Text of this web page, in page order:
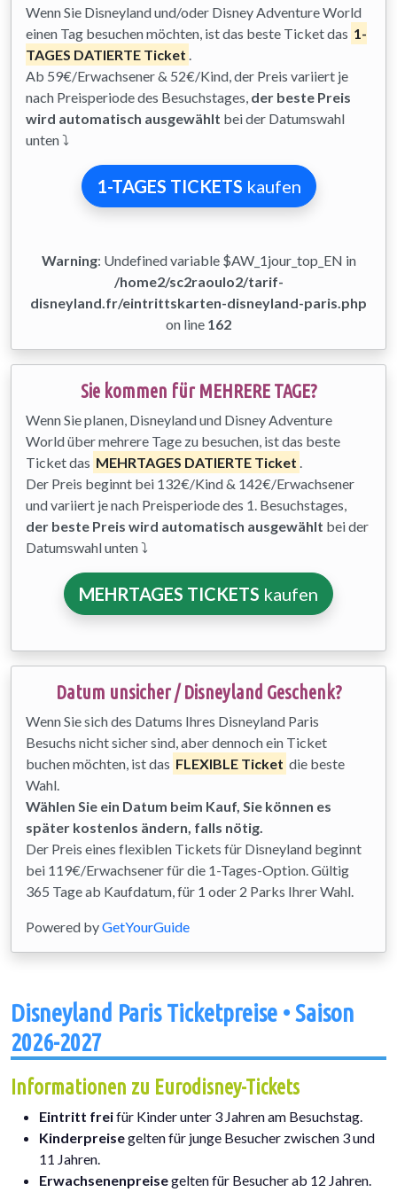
Wenn Sie Disneyland und/oder Disney Adventure World
einen Tag besuchen möchten, ist das beste Ticket das 1-
TAGES DATIERTE Ticket .
Ab 59€/Erwachsener & 52€/Kind, der Preis variiert je
nach Preisperiode des Besuchstages, der beste Preis
wird automatisch ausgewählt bei der Datumswahl
unten ⤵
1-TAGES TICKETS kaufen
Warning: Undefined variable $AW_1jour_top_EN in
/home2/sc2raoulo2/tarif-
disneyland.fr/eintrittskarten-disneyland-paris.php
on line 162
Sie kommen für MEHRERE TAGE?
Wenn Sie planen, Disneyland und Disney Adventure
World über mehrere Tage zu besuchen, ist das beste
Ticket das MEHRTAGES DATIERTE Ticket .
Der Preis beginnt bei 132€/Kind & 142€/Erwachsener
und variiert je nach Preisperiode des 1. Besuchstages,
der beste Preis wird automatisch ausgewählt bei der
Datumswahl unten ⤵
MEHRTAGES TICKETS kaufen
Datum unsicher / Disneyland Geschenk?
Wenn Sie sich des Datums Ihres Disneyland Paris
Besuchs nicht sicher sind, aber dennoch ein Ticket
buchen möchten, ist das FLEXIBLE Ticket die beste
Wahl.
Wählen Sie ein Datum beim Kauf, Sie können es
später kostenlos ändern, falls nötig.
Der Preis eines flexiblen Tickets für Disneyland beginnt
bei 119€/Erwachsener für die 1-Tages-Option. Gültig
365 Tage ab Kaufdatum, für 1 oder 2 Parks Ihrer Wahl.
Powered byGetYourGuide
Disneyland Paris Ticketpreise • Saison
2026-2027
Informationen zu Eurodisney-Tickets
Eintritt freifür Kinder unter 3 Jahren am Besuchstag.
Kinderpreisegelten für junge Besucher zwischen 3 und
11 Jahren.
Erwachsenenpreisegelten für Besucher ab 12 Jahren.